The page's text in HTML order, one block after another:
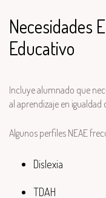
Necesidades
Educativo
Incluye alumnado que
al aprendizaje en igualdad
Algunos perfiles NEAE
Dislexia
TDAH